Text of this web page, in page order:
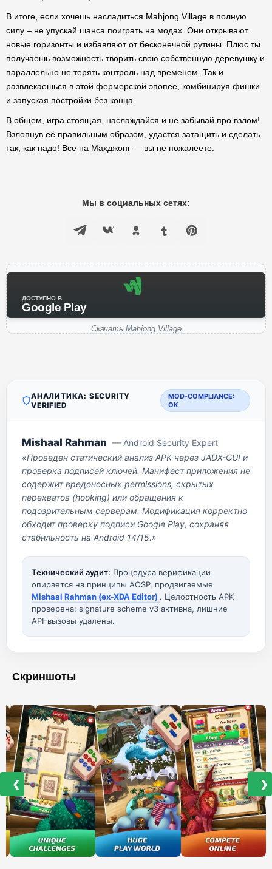
В итоге, если хочешь насладиться Mahjong Village в полную
силу – не упускай шанса поиграть на модах. Они открывают
новые горизонты и избавляют от бесконечной рутины. Плюс ты
получаешь возможность творить свою собственную деревушку и
параллельно не терять контроль над временем. Так и
развлекаешься в этой фермерской эпопее, комбинируя фишки
и запуская постройки без конца.
В общем, игра стоящая, наслаждайся и не забывай про взлом!
Взлопнув её правильным образом, удастся затащить и сделать
так, как надо! Все на Махджонг — вы не пожалеете.
Мы в социальных сетях:
ДОСТУПНО В
Google Play
Скачать Mahjong Village
АНАЛИТИКА: SECURITY
VERIFIED
MOD-COMPLIANCE:
OK
Mishaal Rahman — Android Security Expert
«Проведен статический анализ APK через JADX-GUI и
проверка подписей ключей. Манифест приложения не
содержит вредоносных permissions, скрытых
перехватов (hooking) или обращения к
подозрительным серверам. Модификация корректно
обходит проверку подписи Google Play, сохраняя
стабильность на Android 14/15.»
Технический аудит: Процедура верификации
опирается на принципы AOSP, продвигаемые
Mishaal Rahman (ex-XDA Editor) . Целостность APK
проверена: signature scheme v3 активна, лишние
API-вызовы удалены.
Скриншоты
❮ ❯